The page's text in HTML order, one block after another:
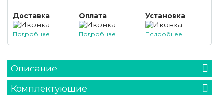
Доставка
Подробнее ...
Оплата
Подробнее ...
Установка
Подробнее ...
Описание
Комплектующие